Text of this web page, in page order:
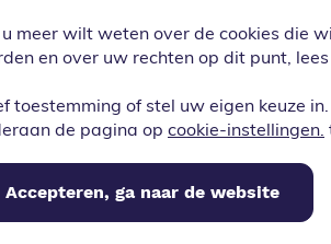
meer wilt weten over de cookies die
en over uw rechten op dit punt,
toestemming of stel uw eigen keuze
de pagina op cookie-instellingen.
Accepteren, ga naar de website